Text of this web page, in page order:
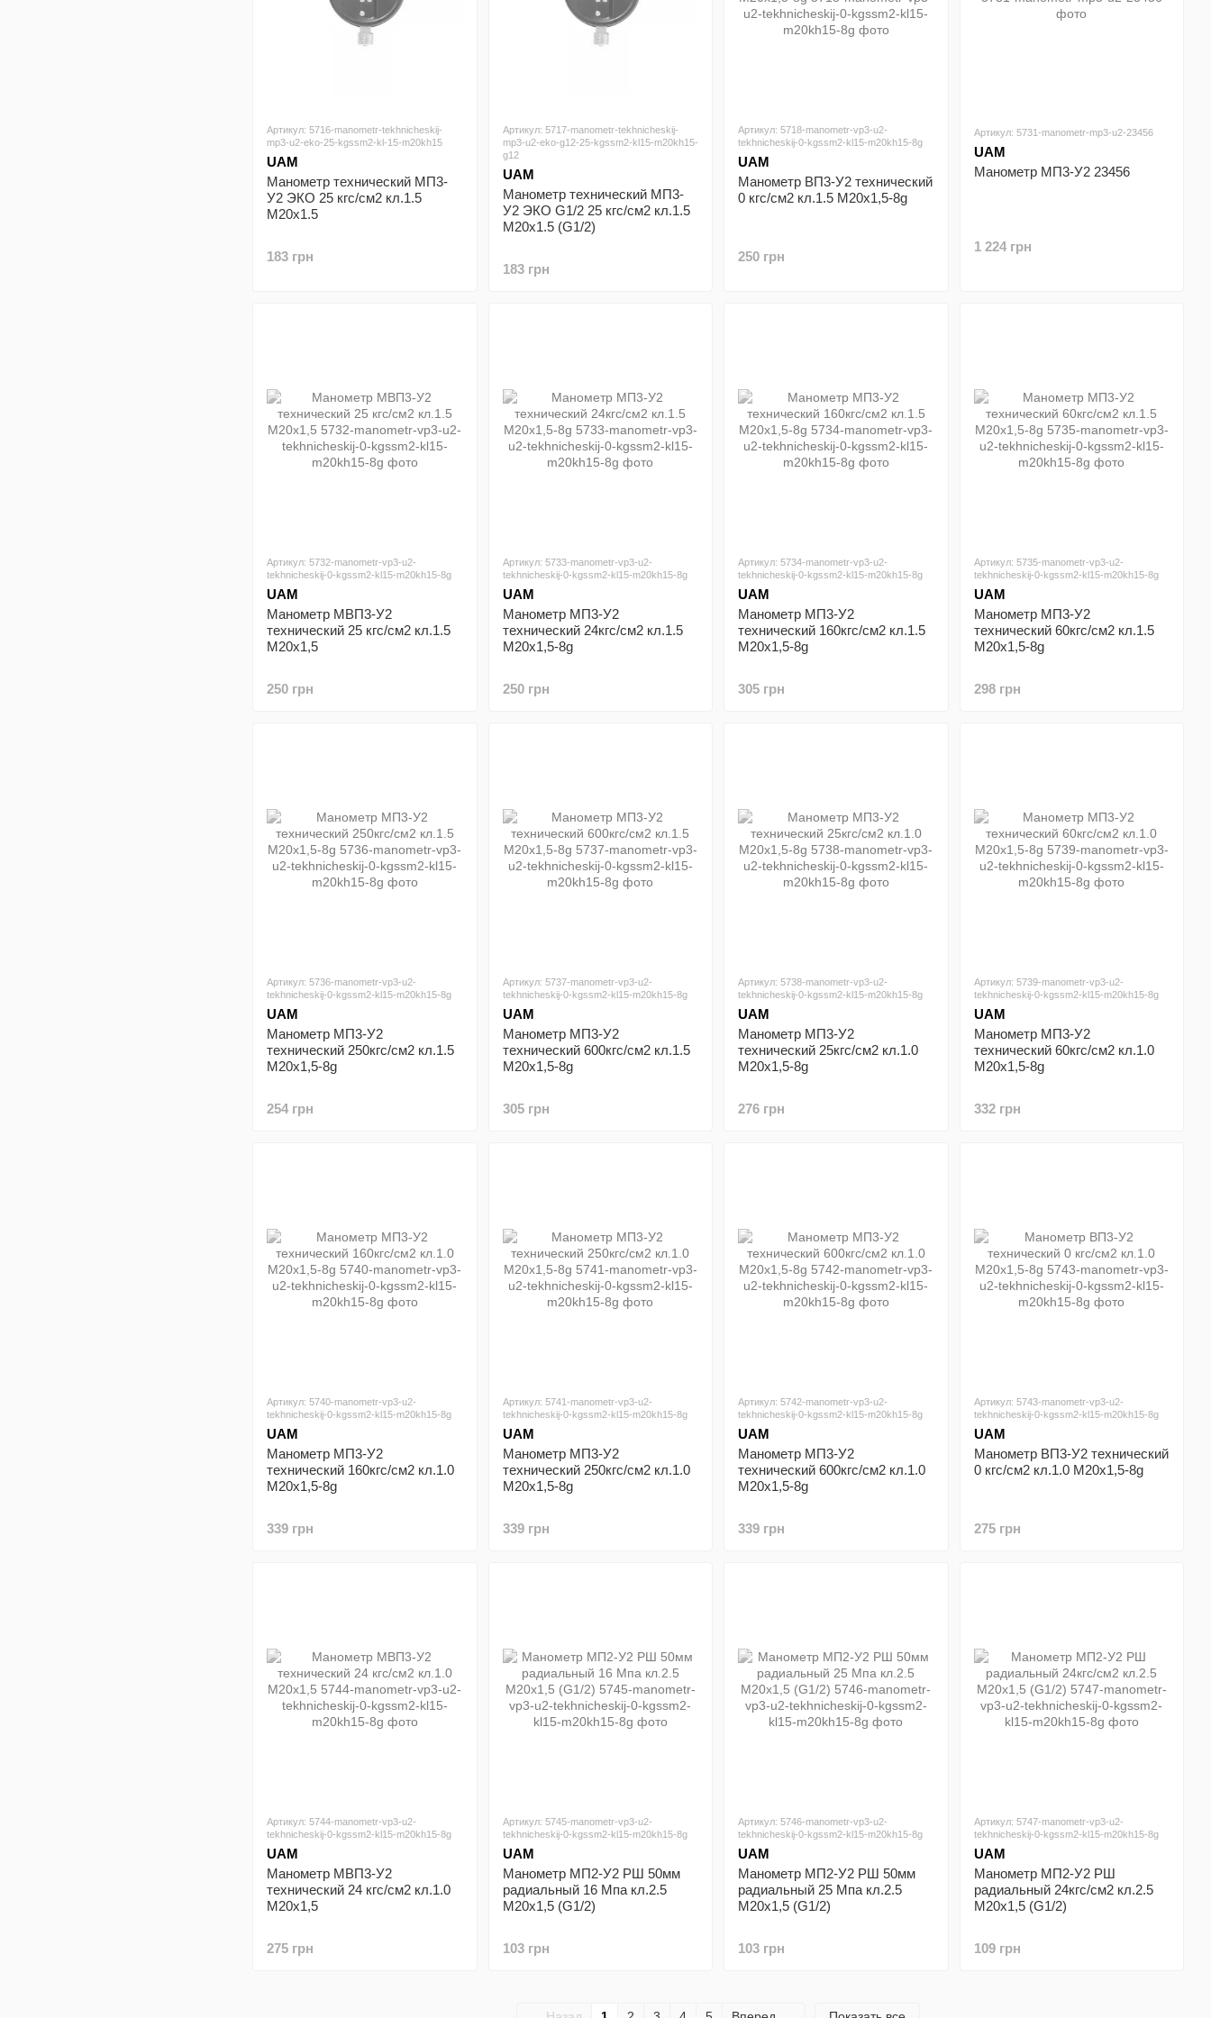
Артикул: 5716-manometr-tekhnicheskij-
mp3-u2-eko-25-kgssm2-kl-15-m20kh15
UAM
Манометр технический МП3-
У2 ЭКО 25 кгс/см2 кл.1.5
М20х1.5
183 грн
Артикул: 5717-manometr-tekhnicheskij-
mp3-u2-eko-g12-25-kgssm2-kl15-m20kh15-
g12
UAM
Манометр технический МП3-
У2 ЭКО G1/2 25 кгс/см2 кл.1.5
М20х1.5 (G1/2)
183 грн
Артикул: 5718-manometr-vp3-u2-
tekhnicheskij-0-kgssm2-kl15-m20kh15-8g
UAM
Манометр ВП3-У2 технический
0 кгс/см2 кл.1.5 М20х1,5-8g
250 грн
Артикул: 5731-manometr-mp3-u2-23456
UAM
Манометр МП3-У2 23456
1 224 грн
Артикул: 5732-manometr-vp3-u2-
tekhnicheskij-0-kgssm2-kl15-m20kh15-8g
UAM
Манометр МВП3-У2
технический 25 кгс/см2 кл.1.5
М20х1,5
250 грн
Артикул: 5733-manometr-vp3-u2-
tekhnicheskij-0-kgssm2-kl15-m20kh15-8g
UAM
Манометр МП3-У2
технический 24кгс/см2 кл.1.5
М20х1,5-8g
250 грн
Артикул: 5734-manometr-vp3-u2-
tekhnicheskij-0-kgssm2-kl15-m20kh15-8g
UAM
Манометр МП3-У2
технический 160кгс/см2 кл.1.5
М20х1,5-8g
305 грн
Артикул: 5735-manometr-vp3-u2-
tekhnicheskij-0-kgssm2-kl15-m20kh15-8g
UAM
Манометр МП3-У2
технический 60кгс/см2 кл.1.5
М20х1,5-8g
298 грн
Артикул: 5736-manometr-vp3-u2-
tekhnicheskij-0-kgssm2-kl15-m20kh15-8g
UAM
Манометр МП3-У2
технический 250кгс/см2 кл.1.5
М20х1,5-8g
254 грн
Артикул: 5737-manometr-vp3-u2-
tekhnicheskij-0-kgssm2-kl15-m20kh15-8g
UAM
Манометр МП3-У2
технический 600кгс/см2 кл.1.5
М20х1,5-8g
305 грн
Артикул: 5738-manometr-vp3-u2-
tekhnicheskij-0-kgssm2-kl15-m20kh15-8g
UAM
Манометр МП3-У2
технический 25кгс/см2 кл.1.0
М20х1,5-8g
276 грн
Артикул: 5739-manometr-vp3-u2-
tekhnicheskij-0-kgssm2-kl15-m20kh15-8g
UAM
Манометр МП3-У2
технический 60кгс/см2 кл.1.0
М20х1,5-8g
332 грн
Артикул: 5740-manometr-vp3-u2-
tekhnicheskij-0-kgssm2-kl15-m20kh15-8g
UAM
Манометр МП3-У2
технический 160кгс/см2 кл.1.0
М20х1,5-8g
339 грн
Артикул: 5741-manometr-vp3-u2-
tekhnicheskij-0-kgssm2-kl15-m20kh15-8g
UAM
Манометр МП3-У2
технический 250кгс/см2 кл.1.0
М20х1,5-8g
339 грн
Артикул: 5742-manometr-vp3-u2-
tekhnicheskij-0-kgssm2-kl15-m20kh15-8g
UAM
Манометр МП3-У2
технический 600кгс/см2 кл.1.0
М20х1,5-8g
339 грн
Артикул: 5743-manometr-vp3-u2-
tekhnicheskij-0-kgssm2-kl15-m20kh15-8g
UAM
Манометр ВП3-У2 технический
0 кгс/см2 кл.1.0 М20х1,5-8g
275 грн
Артикул: 5744-manometr-vp3-u2-
tekhnicheskij-0-kgssm2-kl15-m20kh15-8g
UAM
Манометр МВП3-У2
технический 24 кгс/см2 кл.1.0
М20х1,5
275 грн
Артикул: 5745-manometr-vp3-u2-
tekhnicheskij-0-kgssm2-kl15-m20kh15-8g
UAM
Манометр МП2-У2 РШ 50мм
радиальный 16 Мпа кл.2.5
М20х1,5 (G1/2)
103 грн
Артикул: 5746-manometr-vp3-u2-
tekhnicheskij-0-kgssm2-kl15-m20kh15-8g
UAM
Манометр МП2-У2 РШ 50мм
радиальный 25 Мпа кл.2.5
М20х1,5 (G1/2)
103 грн
Артикул: 5747-manometr-vp3-u2-
tekhnicheskij-0-kgssm2-kl15-m20kh15-8g
UAM
Манометр МП2-У2 РШ
радиальный 24кгс/см2 кл.2.5
М20х1,5 (G1/2)
109 грн